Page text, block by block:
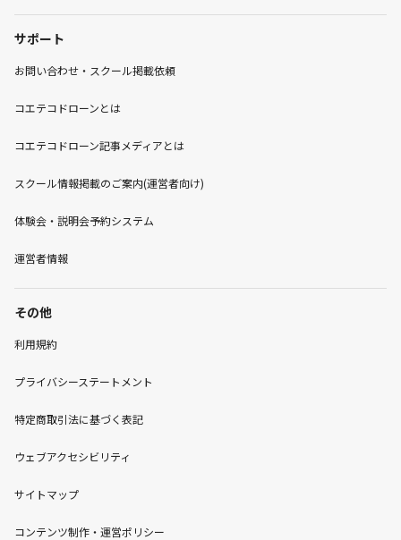
サポート
お問い合わせ・スクール掲載依頼
コエテコドローンとは
コエテコドローン記事メディアとは
スクール情報掲載のご案内(運営者向け)
体験会・説明会予約システム
運営者情報
その他
利用規約
プライバシーステートメント
特定商取引法に基づく表記
ウェブアクセシビリティ
サイトマップ
コンテンツ制作・運営ポリシー